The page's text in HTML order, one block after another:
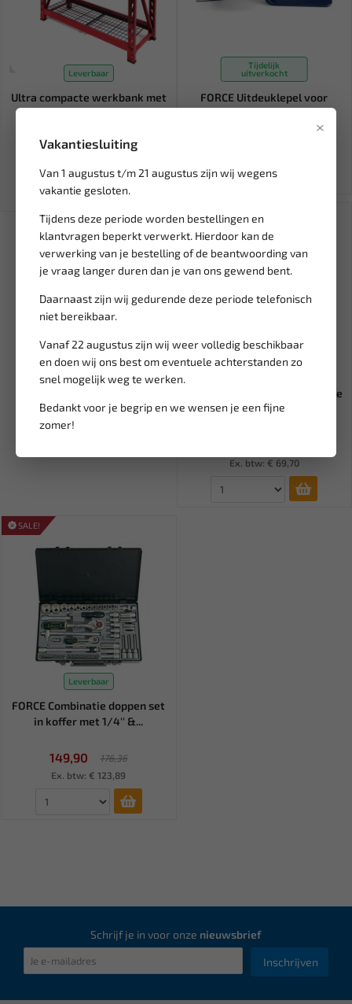
×
Vakantiesluiting
Van 1 augustus t/m 21 augustus zijn wij wegens
vakantie gesloten.
Tijdens deze periode worden bestellingen en
klantvragen beperkt verwerkt. Hierdoor kan de
verwerking van je bestelling of de beantwoording van
je vraag langer duren dan je van ons gewend bent.
Daarnaast zijn wij gedurende deze periode telefonisch
niet bereikbaar.
Vanaf 22 augustus zijn wij weer volledig beschikbaar
en doen wij ons best om eventuele achterstanden zo
snel mogelijk weg te werken.
Bedankt voor je begrip en we wensen je een fijne
zomer!
Leverbaar
Ultra compacte werkbank met
724,79
1.813,79
Ex. btw: € 599,00
Tijdelijk
uitverkocht
FORCE Uitdeuklepel voor
Ex. btw: € 19,68
Leverbaar
FORCE Schroefdraad reparatie
set metrisch 915U1
Ex. btw: € 69,70
SALE!
Leverbaar
FORCE Combinatie doppen set
in koffer met 1/4'' &...
149,90
176,36
Ex. btw: € 123,89
Schrijf je in voor onze nieuwsbrief
Inschrijven